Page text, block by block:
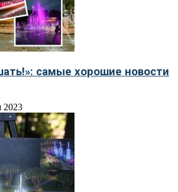
самые хорошие новости
2023